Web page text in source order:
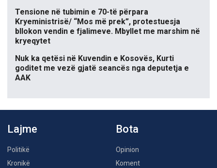
Tensione në tubimin e 70-të përpara
Kryeministrisë/ “Mos më prek”, protestuesja
bllokon vendin e fjalimeve. Mbyllet me marshim në
kryeqytet
Nuk ka qetësi në Kuvendin e Kosovës, Kurti
goditet me vezë gjatë seancës nga deputetja e
AAK
Lajme
Politikë
Kronikë
Bota
Opinion
Koment